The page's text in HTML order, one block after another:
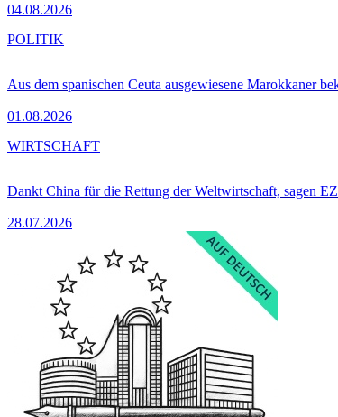
04.08.2026
Aus dem spanischen Ceuta ausgewiesene Marokkaner
01.08.2026
POLITIK
Dankt China für die Rettung der Weltwirtschaft, sagen
28.07.2026
WIRTSCHAFT